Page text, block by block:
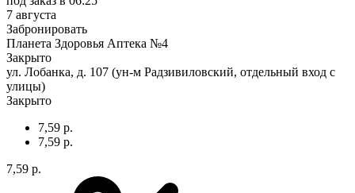
7 августа
Забронировать
Планета Здоровья Аптека №4
Закрыто
ул. Лобанка, д. 107 (ун-м Радзивиловский, отдельный вход с
улицы)
Закрыто
7,59 р.
7,59 р.
7,59 р.